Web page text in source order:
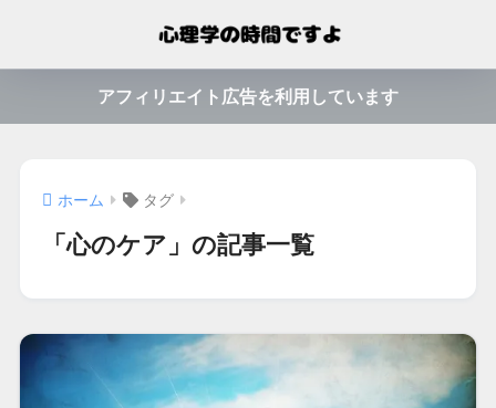
アフィリエイト広告を利用しています
ホーム タグ
「心のケア」の記事一覧